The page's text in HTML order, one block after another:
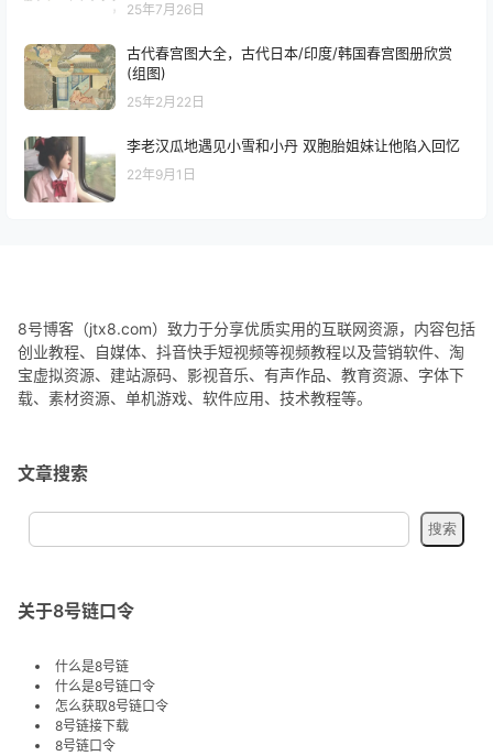
25年7月26日
古代春宫图大全，古代日本/印度/韩国春宫图册欣赏
(组图)
25年2月22日
李老汉瓜地遇见小雪和小丹 双胞胎姐妹让他陷入回忆
22年9月1日
8号博客（jtx8.com）致力于分享优质实用的互联网资源，内容包括
创业教程、自媒体、抖音快手短视频等视频教程以及营销软件、淘
宝虚拟资源、建站源码、影视音乐、有声作品、教育资源、字体下
载、素材资源、单机游戏、软件应用、技术教程等。
文章搜索
关于8号链口令
什么是8号链
什么是8号链口令
怎么获取8号链口令
8号链接下载
8号链口令